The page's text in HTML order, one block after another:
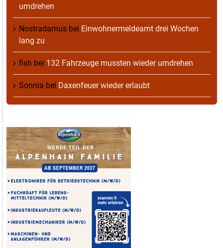
umdrehen
Nostradamus bei Einwohnermeldeamt drei Wochen
lang zu
fish bei 132 Fahrzeuge mussten wieder umdrehen
Sonnia bei Daxenfeuer wieder erlaubt